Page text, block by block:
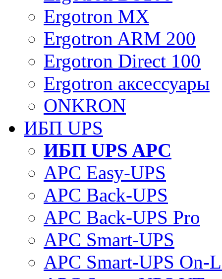
Ergotron MX
Ergotron ARM 200
Ergotron Direct 100
Ergotron аксессуары
ONKRON
ИБП UPS
ИБП UPS APC
APC Easy-UPS
APC Back-UPS
APC Back-UPS Pro
APC Smart-UPS
APC Smart-UPS On-